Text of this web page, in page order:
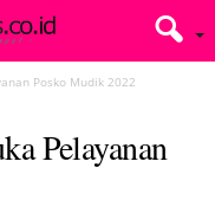
Posko Mudik 2022
Pelayanan